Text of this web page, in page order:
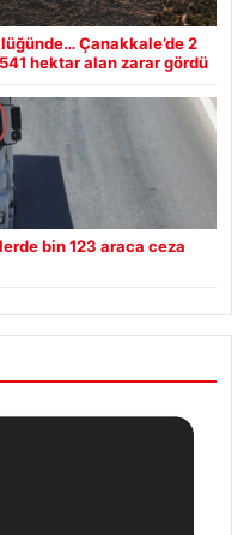
Çanakkale’de 2
hektar alan zarar gördü
bin 123 araca ceza